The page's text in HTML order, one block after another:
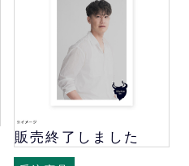
販売終了しました